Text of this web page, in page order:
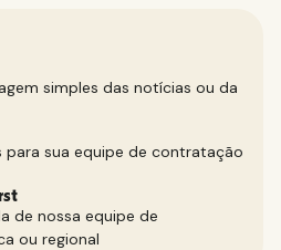
simples das notícias ou da
para sua equipe de contratação
de nossa equipe de
ou regional